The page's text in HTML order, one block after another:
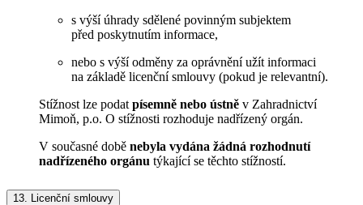
s výší úhrady sdělené povinným subjektem
před poskytnutím informace,
nebo s výší odměny za oprávnění užít informaci
na základě licenční smlouvy (pokud je relevantní).
Stížnost lze podat písemně nebo ústně v Zahradnictví
Mimoň, p.o. O stížnosti rozhoduje nadřízený orgán.
V současné době nebyla vydána žádná rozhodnutí
nadřízeného orgánu týkající se těchto stížností.
13. Licenční smlouvy